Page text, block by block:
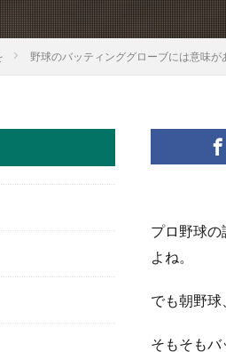
野球のバッティンググローブには意味
プロ野球
よね。
でも朝野
そもそも